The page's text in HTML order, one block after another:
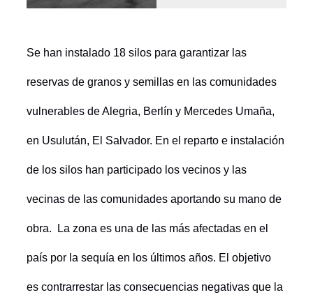
Se han instalado 18 silos para garantizar las
reservas de granos y semillas en las comunidades
vulnerables de Alegria, Berlín y Mercedes Umaña,
en Usulután, El Salvador. En el reparto e instalación
de los silos han participado los vecinos y las
vecinas de las comunidades aportando su mano de
obra. La zona es una de las más afectadas en el
país por la sequía en los últimos años. El objetivo
es contrarrestar las consecuencias negativas que la